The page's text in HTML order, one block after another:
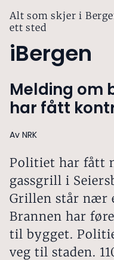
Alt som skjer i
ett sted
iBergen
Melding om
har fått
Av NRK
Politiet har fått
gassgrill i
Grillen står nær
Brannen har
til bygget.
veg til staden.